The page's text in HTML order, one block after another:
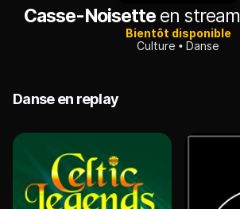
Casse-Noisette en
Bientôt disponible
Culture
Danse
Danse en replay